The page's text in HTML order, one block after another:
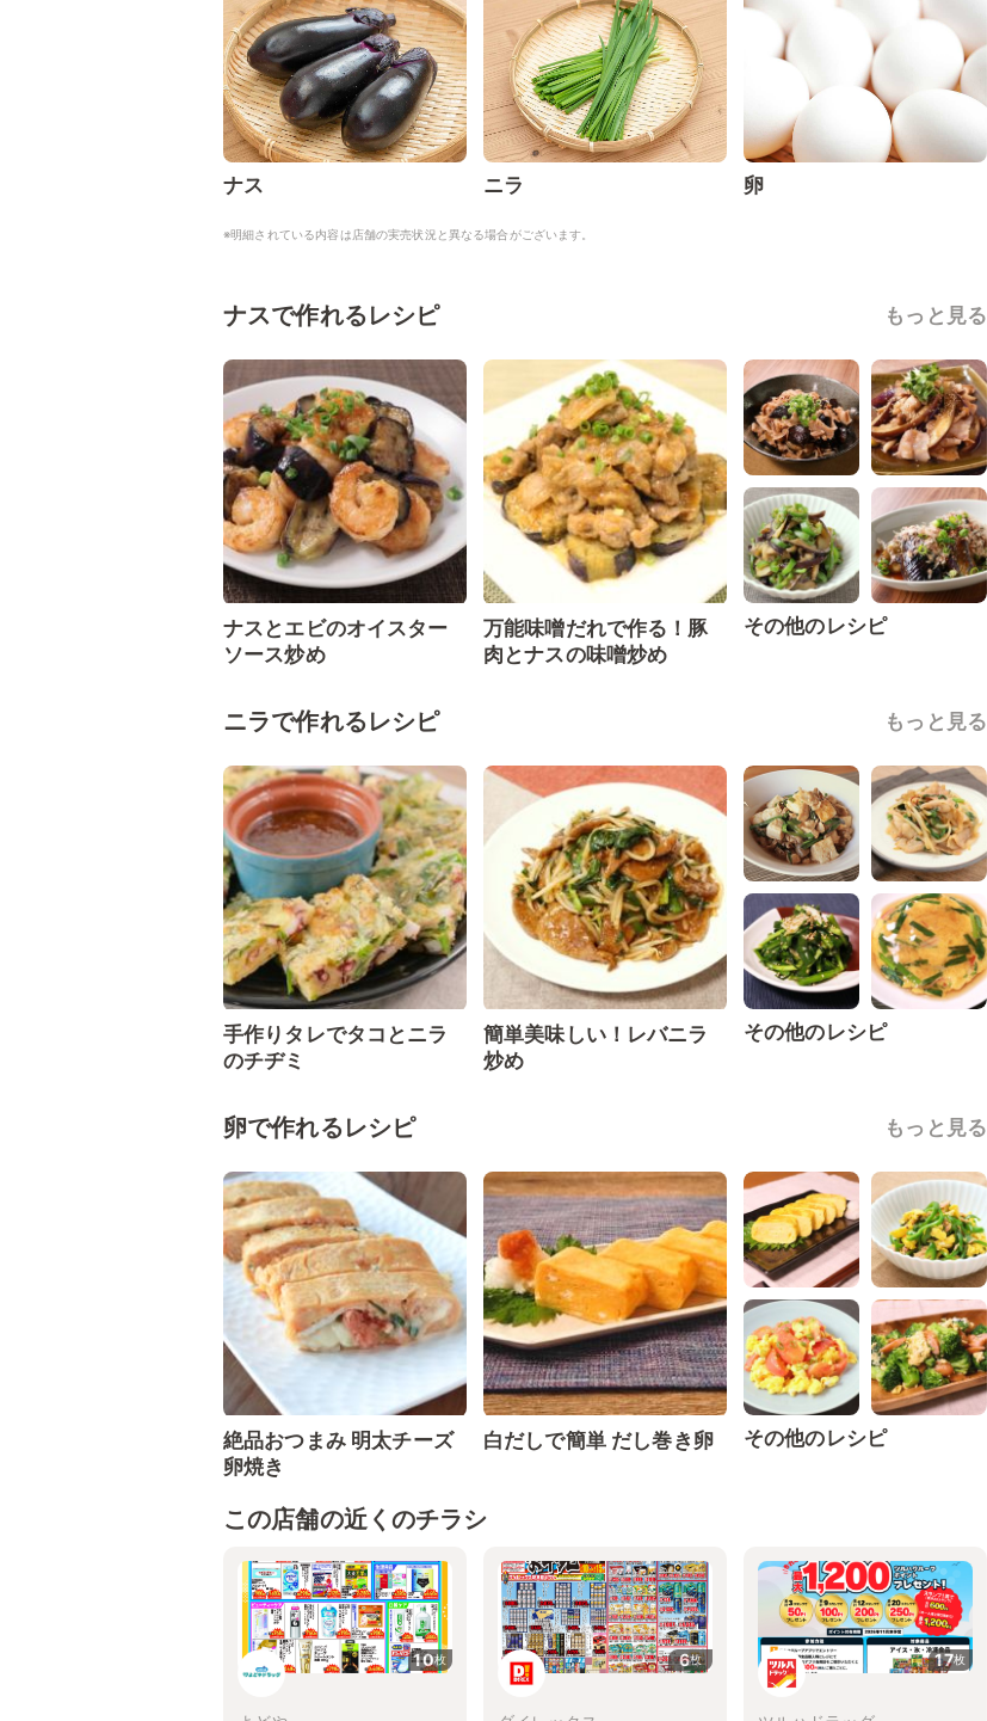
ナス ニラ 卵
※明細されている内容は店舗の実売状況と異なる場合がございます。
ナスで作れるレシピ もっと見る
ナスとエビのオイスター
ソース炒め
万能味噌だれで作る！豚
肉とナスの味噌炒め
その他のレシピ
ニラで作れるレシピ もっと見る
手作りタレでタコとニラ
のチヂミ
簡単美味しい！レバニラ
炒め
その他のレシピ
卵で作れるレシピ もっと見る
絶品おつまみ 明太チーズ
卵焼き
白だしで簡単 だし巻き卵 その他のレシピ
この店舗の近くのチラシ
10枚 6枚 17枚